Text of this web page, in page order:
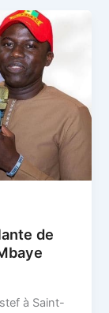
de
à Saint-